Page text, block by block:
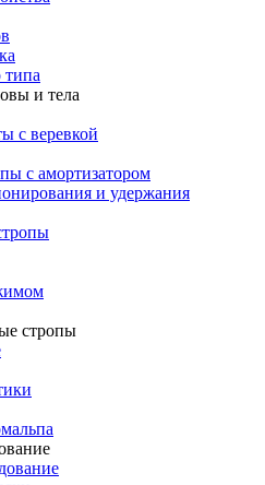
и тела
с веревкой
с амортизатором
и удержания
стропы